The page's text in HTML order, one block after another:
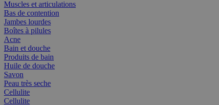
Muscles et articulations
Bas de contention
Jambes lourdes
Boîtes à pilules
Acne
Bain et douche
Produits de bain
Huile de douche
Savon
Peau très seche
Cellulite
Cellulite